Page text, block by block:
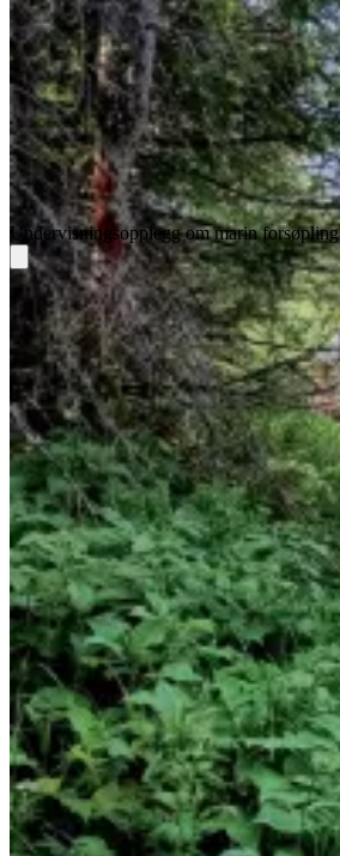
Undervisningsopplegg om marin forsøpling